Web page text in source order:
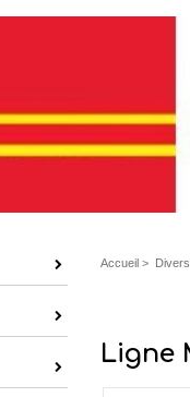
Accueil > Divers
Ligne